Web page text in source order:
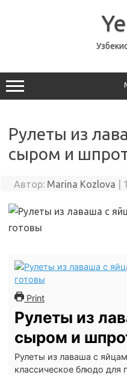
Рулеты из
сыром и
Автор: Marina Kozlova
Print
Рулеты из
сыром и
Рулеты из лаваша с
классическое блюдо для